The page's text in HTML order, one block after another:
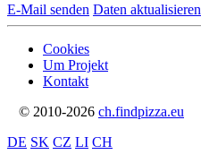
E-Mail senden Daten aktualisieren
Cookies
Um Projekt
Kontakt
© 2010-2026 ch.findpizza.eu
DE SK CZ LI CH